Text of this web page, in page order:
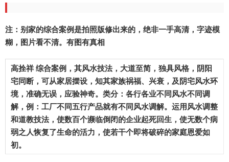
注：别家的综合案例是拍照版修出来的，绝非一手高清，字迹模
糊，图片看不清。有图有真相
高拴祥 综合案例，其风水技法，大道至简，独具风格，阴阳
宅同断，可从家居摆设，知其家族祸福、兴衰，及阴宅风水环
境，准确无误，应验神奇。类分：各行各业不同风水不同调
解，例：工厂不同五行产品就有不同风水调解。运用风水调整
和道教技法，使数百个濒临倒闭的企业起死回生，使无数个病
弱之人恢复了生命的活力，使若干个即将破碎的家庭恩爱如
初。